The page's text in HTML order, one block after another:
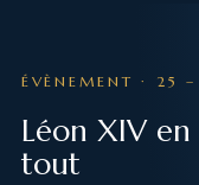
ÉVÈNEMENT · 25
Léon XIV
tout